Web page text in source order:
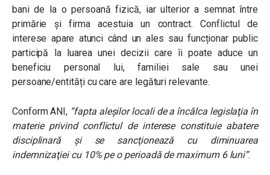
bani de la o persoană fizică, iar ulterior a semnat între
primărie și firma acestuia un contract. Conflictul de
interese apare atunci când un ales sau funcționar public
participă la luarea unei decizii care îi poate aduce un
beneficiu personal lui, familiei sale sau unei
persoane/entități cu care are legături relevante.
Conform ANI, “fapta aleşilor locali de a încălca legislaţia în
materie privind conflictul de interese constituie abatere
disciplinară şi se sancţionează cu diminuarea
indemnizaţiei cu 10% pe o perioadă de maximum 6 luni”.